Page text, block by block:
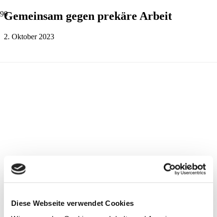
Diese Webseite verwendet Cookies
Gemeinsam gegen prekäre Arbeit
2. Oktober 2023